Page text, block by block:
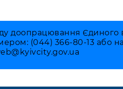
доопрацювання Єдиного
(044) 366-80-13 або